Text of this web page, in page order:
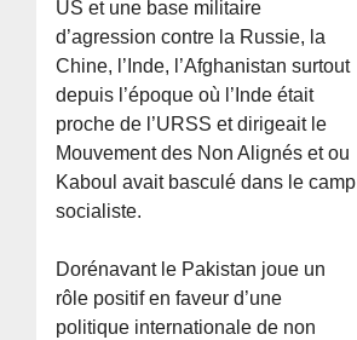
US et une base militaire
d’agression contre la Russie, la
Chine, l’Inde, l’Afghanistan surtout
depuis l’époque où l’Inde était
proche de l’URSS et dirigeait le
Mouvement des Non Alignés et ou
Kaboul avait basculé dans le camp
socialiste.
Dorénavant le Pakistan joue un
rôle positif en faveur d’une
politique internationale de non